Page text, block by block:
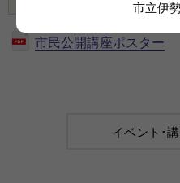
市立伊
市民公開講座ポスター
イベント･